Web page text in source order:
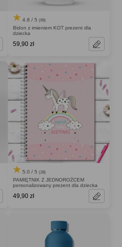
4.8 / 5 (69)
Bidon z imieniem KOT prezent dla
dziecka
59,90 zł
5.0 / 5 (28)
PAMIĘTNIK Z JEDNOROŻCEM
personalizowany prezent dla dziecka
49,90 zł